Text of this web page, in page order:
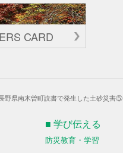
CARD
野県南木曽町読書で発生した土砂災害⑤
■ 学び伝える
防災教育・学習